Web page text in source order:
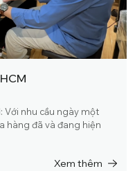
Với nhu cầu ngày một
hàng đã và đang hiện
Xem thêm